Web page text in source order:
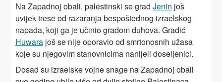
Na Zapadnoj obali, palestinski se grad Jenin još
uvijek trese od razaranja bespoštednog izraelskog
napada, koji ga je učinio gradom duhova. Gradić
Huwara još se nije oporavio od smrtonosnih užasa
koje su njegovim stanovnicima nanijeli doseljenici.
Dosad su izraelske vojne snage na Zapadnoj obali